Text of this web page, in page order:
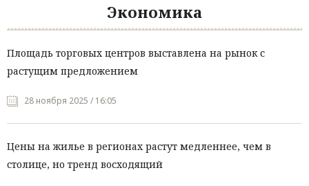
Экономика
Площадь торговых центров выставлена на рынок с
растущим предложением
28 ноября 2025 / 16:05
Цены на жилье в регионах растут медленнее, чем в
столице, но тренд восходящий